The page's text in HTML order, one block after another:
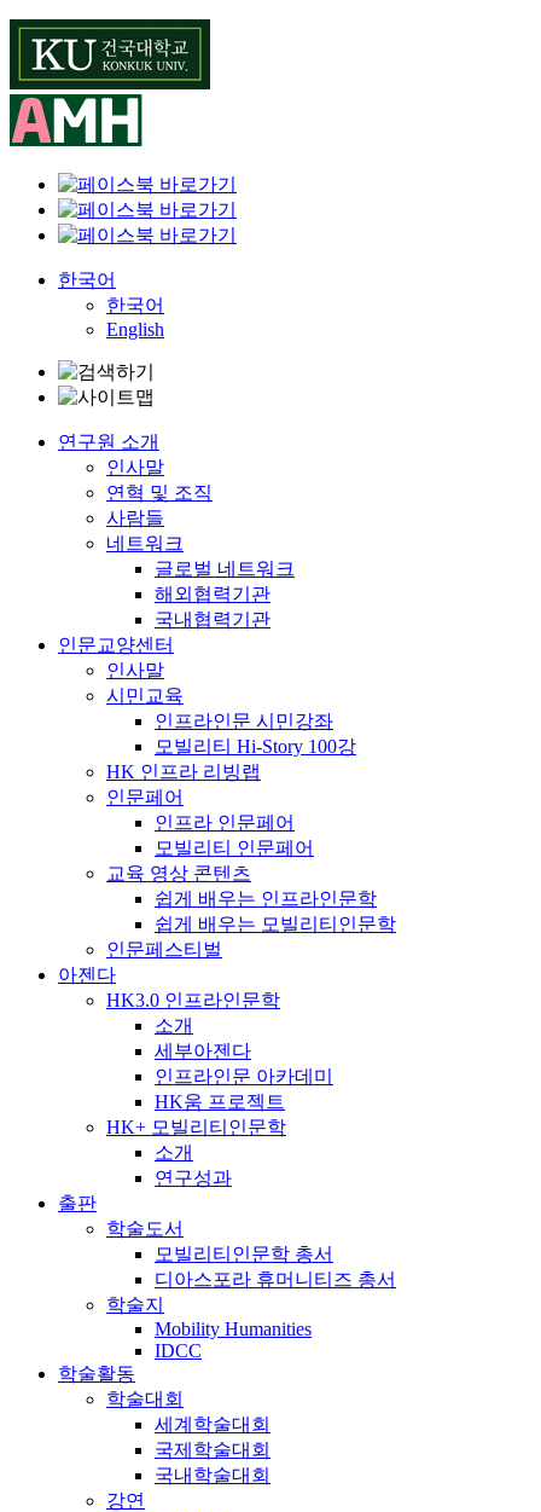
Skip
content
한국어
한국어
English
연구원 소개
인사말
연혁 및 조직
사람들
네트워크
글로벌 네트워크
해외협력기관
국내협력기관
인문교양센터
인사말
시민교육
인프라인문 시민강좌
모빌리티 Hi-Story 100강
HK 인프라 리빙랩
인문페어
인프라 인문페어
모빌리티 인문페어
교육 영상 콘텐츠
쉽게 배우는 인프라인문학
쉽게 배우는 모빌리티인문학
인문페스티벌
아젠다
HK3.0 인프라인문학
소개
세부아젠다
인프라인문 아카데미
HK움 프로젝트
HK+ 모빌리티인문학
소개
연구성과
출판
학술도서
모빌리티인문학 총서
디아스포라 휴머니티즈 총서
학술지
Mobility Humanities
IDCC
학술활동
학술대회
세계학술대회
국제학술대회
국내학술대회
강연